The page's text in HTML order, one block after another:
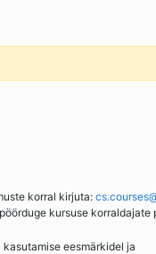
korral kirjuta:
kursuse korraldajate
eesmärkidel ja